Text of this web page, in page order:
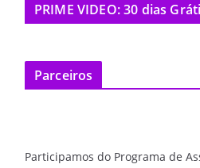
PRIME VIDEO: 30 dias
Parceiros
Participamos do Programa de